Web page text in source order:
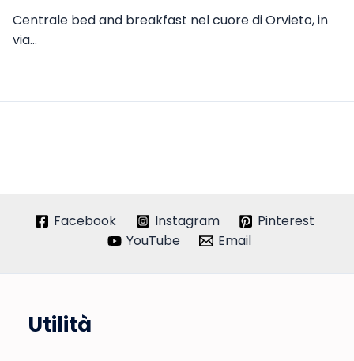
Centrale bed and breakfast nel cuore di Orvieto, in
via…
Facebook Instagram
Pinterest
YouTube
Email
Utilità